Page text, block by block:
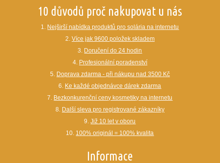
10 důvodů proč nakupovat u nás
1. Nejširší nabídka produktů pro solária na internetu
2. Více jak 9600 položek skladem
3. Doručení do 24 hodin
4. Profesionální poradenství
5. Doprava zdarma - při nákupu nad 3500 Kč
6. Ke každé objednávce dárek zdarma
7. Bezkonkurenční ceny kosmetiky na internetu
8. Další sleva pro registrované zákazníky
9.Již 10 let v oboru
10. 100% originál = 100% kvalita
Informace